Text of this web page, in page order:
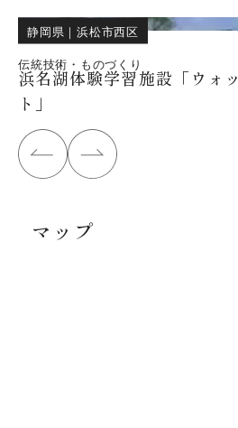
静岡県 ｜浜松市西区
伝統技術・ものづくり
浜名湖体験学習施設「ウォッ
ト」
マップ